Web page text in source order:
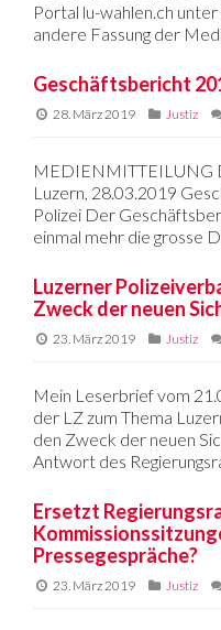
Portal lu-wahlen.ch
andere Fassung der
Geschäftsbericht
28. März 2019 Justiz
MEDIENMITTEILUNG
Luzern, 28.03.2019
Polizei Der
einmal mehr die grosse
Luzerner
Zweck der neuen
23. März 2019 Justiz
Mein Leserbrief vom
der LZ zum Thema
den Zweck der neuen
Antwort des
Ersetzt
Pressegespräche?
23. März 2019 Justiz